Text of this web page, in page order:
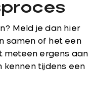
Meld je dan hier
samen of het een
meteen ergens aan
kennen tijdens een